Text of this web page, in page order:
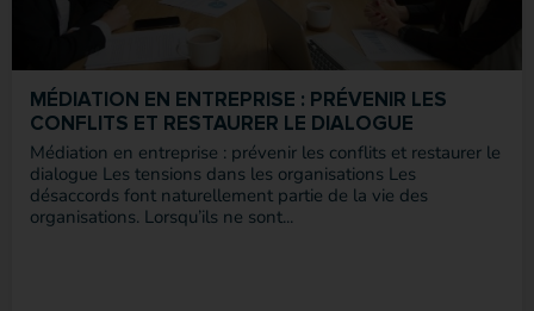
MÉDIATION EN ENTREPRISE : PRÉVENIR LES
CONFLITS ET RESTAURER LE DIALOGUE
Médiation en entreprise : prévenir les conflits et restaurer le
dialogue Les tensions dans les organisations Les
désaccords font naturellement partie de la vie des
organisations. Lorsqu’ils ne sont...